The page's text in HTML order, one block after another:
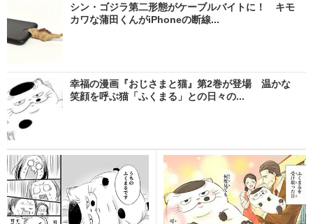
シン・ゴジラ第二形態がケーブルバイトに！ キモ
カワな蒲田くんがiPhoneの断線...
幸福の漫画『おじさまと猫』第2巻が登場 温かな
笑顔を呼ぶ猫「ふくまる」との日々の...